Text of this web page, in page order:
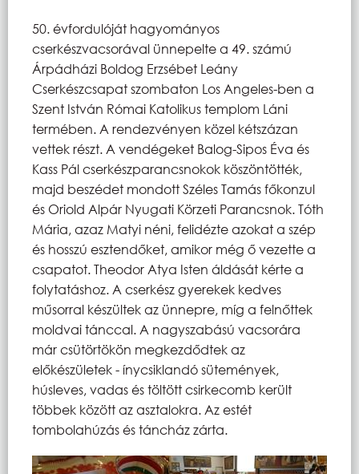
50. évfordulóját hagyományos
cserkészvacsorával ünnepelte a 49. számú
Árpádházi Boldog Erzsébet Leány
Cserkészcsapat szombaton Los Angeles-ben a
Szent István Római Katolikus templom Láni
termében. A rendezvényen közel kétszázan
vettek részt. A vendégeket Balog-Sipos Éva és
Kass Pál cserkészparancsnokok köszöntötték,
majd beszédet mondott Széles Tamás főkonzul
és Oriold Alpár Nyugati Körzeti Parancsnok. Tóth
Mária, azaz Matyi néni, felidézte azokat a szép
és hosszú esztendőket, amikor még ő vezette a
csapatot. Theodor Atya Isten áldását kérte a
folytatáshoz. A cserkész gyerekek kedves
műsorral készültek az ünnepre, míg a felnőttek
moldvai tánccal. A nagyszabású vacsorára
már csütörtökön megkezdődtek az
előkészületek - ínycsiklandó sütemények,
húsleves, vadas és töltött csirkecomb került
többek között az asztalokra. Az estét
tombolahúzás és táncház zárta.